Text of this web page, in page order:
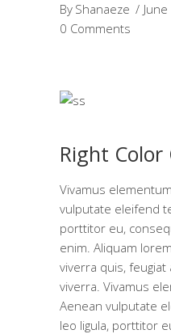
By Shanaeze
0 Comments
Right Color
Vivamus
vulputate eleifend
porttitor eu,
enim. Aliquam
viverra quis, feugiat
viverra. Vivamus
Aenean vulputate
leo ligula, porttitor